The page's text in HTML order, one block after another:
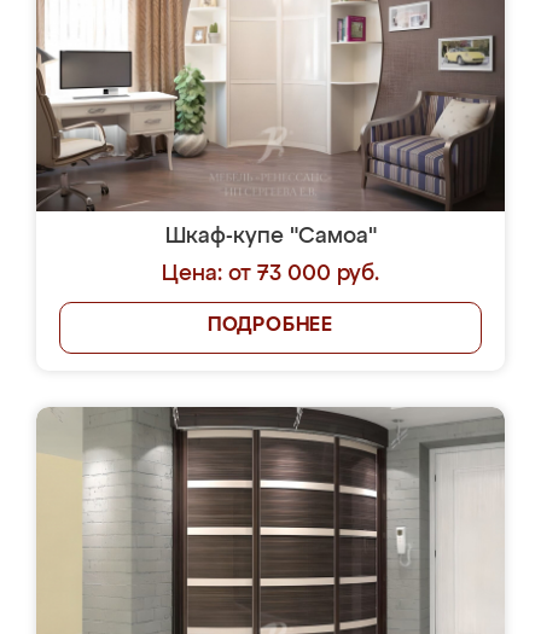
Шкаф-купе "Самоа"
Цена: от 73 000 руб.
ПОДРОБНЕЕ